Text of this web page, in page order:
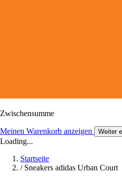
Zwischensumme
Meinen Warenkorb anzeigen Weiter
Loading...
Startseite
/ Sneakers adidas Urban Court